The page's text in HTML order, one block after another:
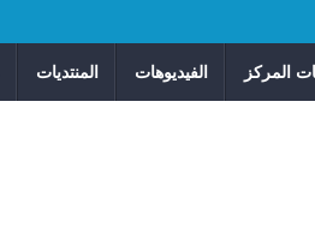
المركز الفيديوهات المنتديات